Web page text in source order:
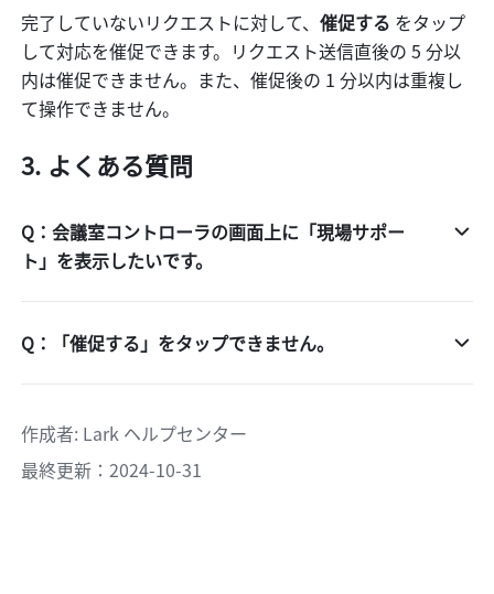
完了していないリクエストに対して、催促する をタップ
して対応を催促できます。リクエスト送信直後の 5 分以
内は催促できません。また、催促後の 1 分以内は重複し
て操作できません。
よくある質問
Q：会議室コントローラの画面上に「現場サポー
ト」を表示したいです。
Q：「催促する」をタップできません。
作成者: Lark ヘルプセンター
最終更新：2024-10-31